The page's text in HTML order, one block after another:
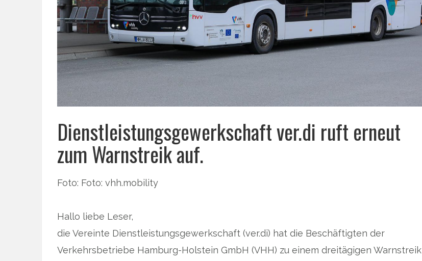
Dienstleistungsgewerkschaft ver.di ruft erneut
zum Warnstreik auf.
Foto: Foto: vhh.mobility
Hallo liebe Leser,
die Vereinte Dienstleistungsgewerkschaft (ver.di) hat die Beschäftigten der
Verkehrsbetriebe Hamburg-Holstein GmbH (VHH) zu einem dreitägigen Warnstreik